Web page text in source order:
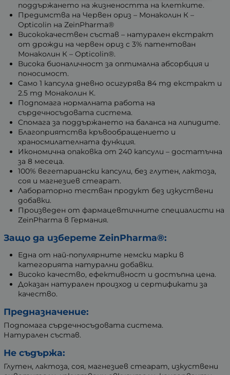
поддържането на жизнеността на клетките.
Предимства на Червен ориз – Монаколин К –
Opticolin на ZeinPharma®
Висококачествен състав – натурален екстракт
от дрожди на червен ориз с 3% патентован
Монаколин К – Opticolin®.
Висока бионаличност за оптимална абсорбция и
поносимост.
Само 1 капсула дневно осигурява 84 mg екстракт и
2.5 mg Монаколин К.
Подпомага нормалната работа на
сърдечносъдовата система.
Спомага за поддържането на баланса на липидите.
Благоприятства кръвообращението и
храносмилателната функция.
Икономична опаковка от 240 капсули – достатъчна
за 8 месеца.
100% вегетариански капсули, без глутен, лактоза,
соя и магнезиев стеарат.
Лабораторно тестван продукт без изкуствени
добавки.
Произведен от фармацевтичните специалисти на
ZeinPharma в Германия.
Защо да изберете ZeinPharma®:
Една от най-популярните немски марки в
категорията натурални добавки.
Високо качество, ефективност и достъпна цена.
Доказан натурален произход и сертификати за
качество.
Предназначение:
Подпомага сърдечносъдовата система.
Натурален състав.
Не съдържа:
Глутен, лактоза, соя, магнезиев стеарат, изкуствени